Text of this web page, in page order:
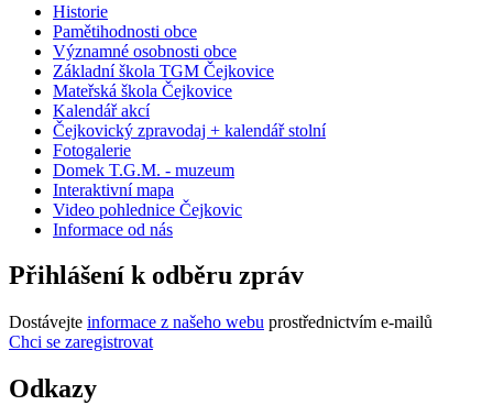
Historie
Pamětihodnosti obce
Významné osobnosti obce
Základní škola TGM Čejkovice
Mateřská škola Čejkovice
Kalendář akcí
Čejkovický zpravodaj + kalendář stolní
Fotogalerie
Domek T.G.M. - muzeum
Interaktivní mapa
Video pohlednice Čejkovic
Informace od nás
Přihlášení k odběru zpráv
Dostávejte informace z našeho webu prostřednictvím e-mailů
Chci se zaregistrovat
Odkazy